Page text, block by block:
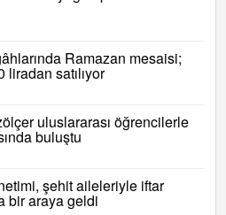
Ramazan mesaisi;
liradan satılıyor
uluslararası öğrencilerle
buluştu
şehit aileleriyle iftar
bir araya geldi